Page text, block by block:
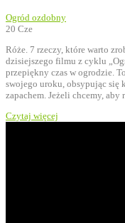
Ogród ozdobny
20 Cze
Róże. 7 rzeczy, które warto
dzisiejszego filmu z cyklu
przepiękny czas w ogrodzie.
swojego uroku, obsypując się
zapachem. Jeżeli chcemy,
Czytaj więcej